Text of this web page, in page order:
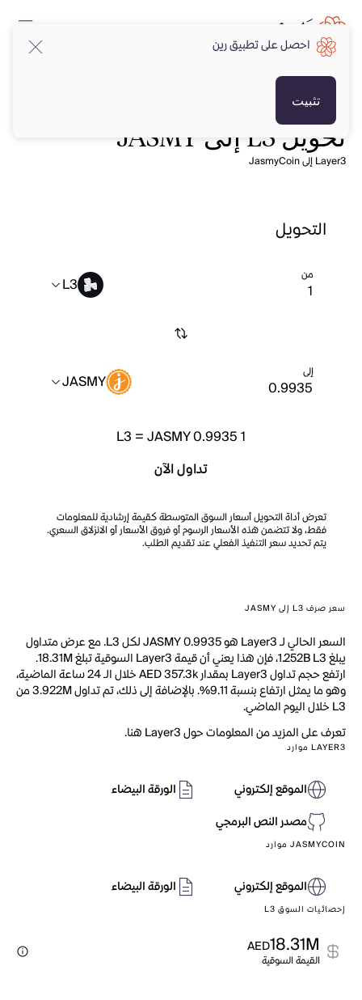
تحويل L3 إلى JASMY
Layer3 إلى JasmyCoin
التحويل
من L3
إلى JASMY
1
L3 =JASMY 0.9935
تداول الآن
تعرض أداة التحويل أسعار السوق المتوسطة كقيمة إرشادية للمعلومات
فقط، ولا تتضمن هذه الأسعار الرسوم أو فروق الأسعار أو الانزلاق السعري.
يتم تحديد سعر التنفيذ الفعلي عند تقديم الطلب.
سعر صرف L3 إلى JASMY
السعر الحالي لـ Layer3 هو JASMY 0.9935 لكل L3. مع عرض متداول
يبلغ 1.252B L3، فإن هذا يعني أن قيمة Layer3 السوقية تبلغ 18.31M.
ارتفع حجم تداول Layer3 بمقدار AED 357.3k خلال الـ 24 ساعة الماضية،
وهو ما يمثل ارتفاع بنسبة 9.11%. بالإضافة إلى ذلك، تم تداول 3.922M من
L3 خلال اليوم الماضي.
تعرف على المزيد من المعلومات حول Layer3 هنا.
LAYER3 موارد
الموقع إلكتروني
الورقة البيضاء
مصدر النص البرمجي
JASMYCOIN موارد
الموقع إلكتروني الورقة البيضاء
إحصائيات السوق L3
18.31M
AED
القيمة السوقية
احصل على تطبيق رين
تثبيت